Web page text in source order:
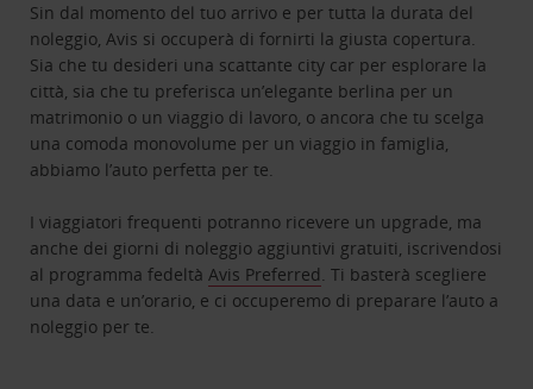
Sin dal momento del tuo arrivo e per tutta la durata del
noleggio, Avis si occuperà di fornirti la giusta copertura.
Sia che tu desideri una scattante city car per esplorare la
città, sia che tu preferisca un’elegante berlina per un
matrimonio o un viaggio di lavoro, o ancora che tu scelga
una comoda monovolume per un viaggio in famiglia,
abbiamo l’auto perfetta per te.
I viaggiatori frequenti potranno ricevere un upgrade, ma
anche dei giorni di noleggio aggiuntivi gratuiti, iscrivendosi
al programma fedeltàAvis Preferred. Ti basterà scegliere
una data e un’orario, e ci occuperemo di preparare l’auto a
noleggio per te.